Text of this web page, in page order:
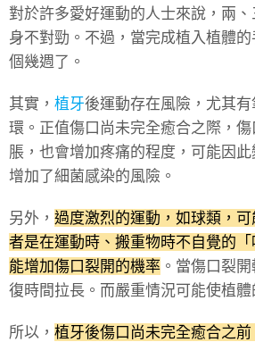
對於許多愛好運動的人士來說，兩
身不對勁。不過，當完成植入植體
個幾週了。
其實， 植牙後運動存在風險，尤其
環。正值傷口尚未完全癒合之際，
脹，也會增加疼痛的程度，可能因
增加了細菌感染的風險。
另外， 過度激烈的運動，如球類，
者是在運動時、搬重物時不自覺的
能增加傷口裂開的機率 。當傷口裂
復時間拉長。而嚴重情況可能使植體
所以， 植牙後傷口尚未完全癒合之